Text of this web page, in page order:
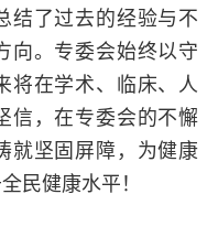
结了过去的经验与不
向。专委会始终以守
将在学术、临床、人
信，在专委会的不懈
就坚固屏障，为健康
民健康水平！